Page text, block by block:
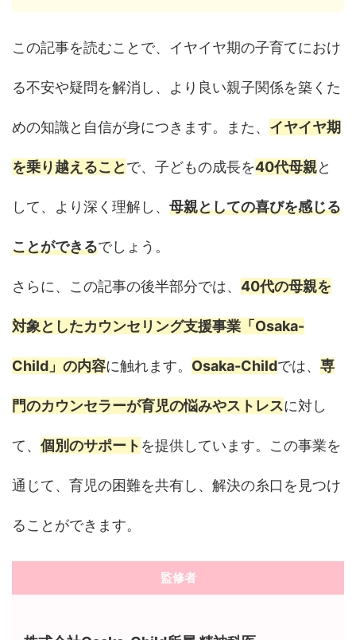
この記事を読むことで、イヤイヤ期の子育てにおけ
る不安や疑問を解消し、より良い親子関係を築くた
めの知識と自信が身につきます。また、 イヤイヤ期
を乗り越えることで、子どもの成長を40代母親と
して、より深く理解し、 母親としての喜びを感じる
ことができるでしょう。
さらに、この記事の後半部分では、 40代の母親を
対象としたカウンセリング支援事業「Osaka-
Child」の内容に触れます。 Osaka-Childでは、 専
門のカウンセラーが育児の悩みやストレスに対し
て、 個別のサポート を提供しています。この事業を
通じて、育児の困難を共有し、解決の糸口を見つけ
ることができます。
監修者